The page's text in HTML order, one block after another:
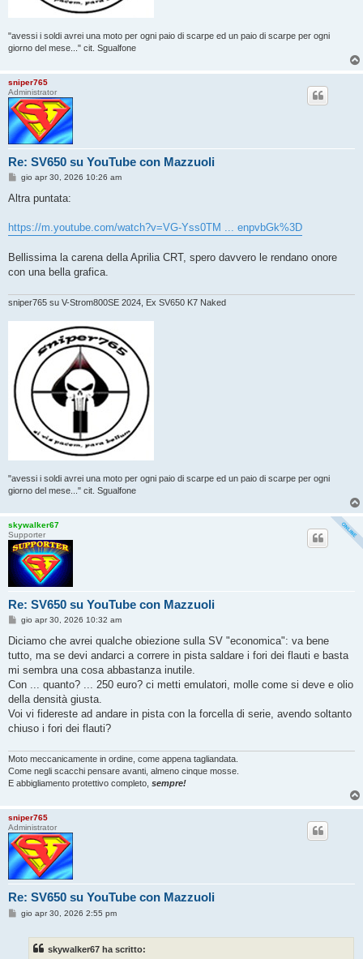
"avessi i soldi avrei una moto per ogni paio di scarpe ed un paio di scarpe per ogni
giorno del mese..." cit. Sgualfone
sniper765
Administrator
Re: SV650 su YouTube con Mazzuoli
M
s
g
g
o
gio apr 30, 2026 10:26 am
Altra puntata:
https://m.youtube.com/watch?v=VG-Yss0TM ... enpvbGk%3D
Bellissima la carena della Aprilia CRT, spero davvero le rendano onore
con una bella grafica.
sniper765 su V-Strom800SE 2024, Ex SV650 K7 Naked
"avessi i soldi avrei una moto per ogni paio di scarpe ed un paio di scarpe per ogni
giorno del mese..." cit. Sgualfone
skywalker67
Supporter
Re: SV650 su YouTube con Mazzuoli
M
s
a
g
i
o
gio apr 30, 2026 10:32 am
Diciamo che avrei qualche obiezione sulla SV "economica": va bene
tutto, ma se devi andarci a correre in pista saldare i fori dei flauti e basta
mi sembra una cosa abbastanza inutile.
Con ... quanto? ... 250 euro? ci metti emulatori, molle come si deve e olio
della densità giusta.
Voi vi fidereste ad andare in pista con la forcella di serie, avendo soltanto
chiuso i fori dei flauti?
Moto meccanicamente in ordine, come appena tagliandata.
Come negli scacchi pensare avanti, almeno cinque mosse.
E abbigliamento protettivo completo, sempre!
sniper765
Administrator
Re: SV650 su YouTube con Mazzuoli
Mgio apr 30, 2026 2:55 pm
skywalker67 ha scritto: